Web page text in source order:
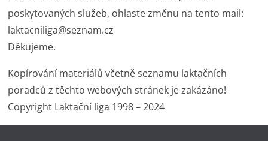
poskytovaných služeb, ohlaste změnu na tento mail:
laktacniliga@seznam.cz
Děkujeme.
Kopírování materiálů včetně seznamu laktačních
poradců z těchto webových stránek je zakázáno!
Copyright Laktační liga 1998 – 2024